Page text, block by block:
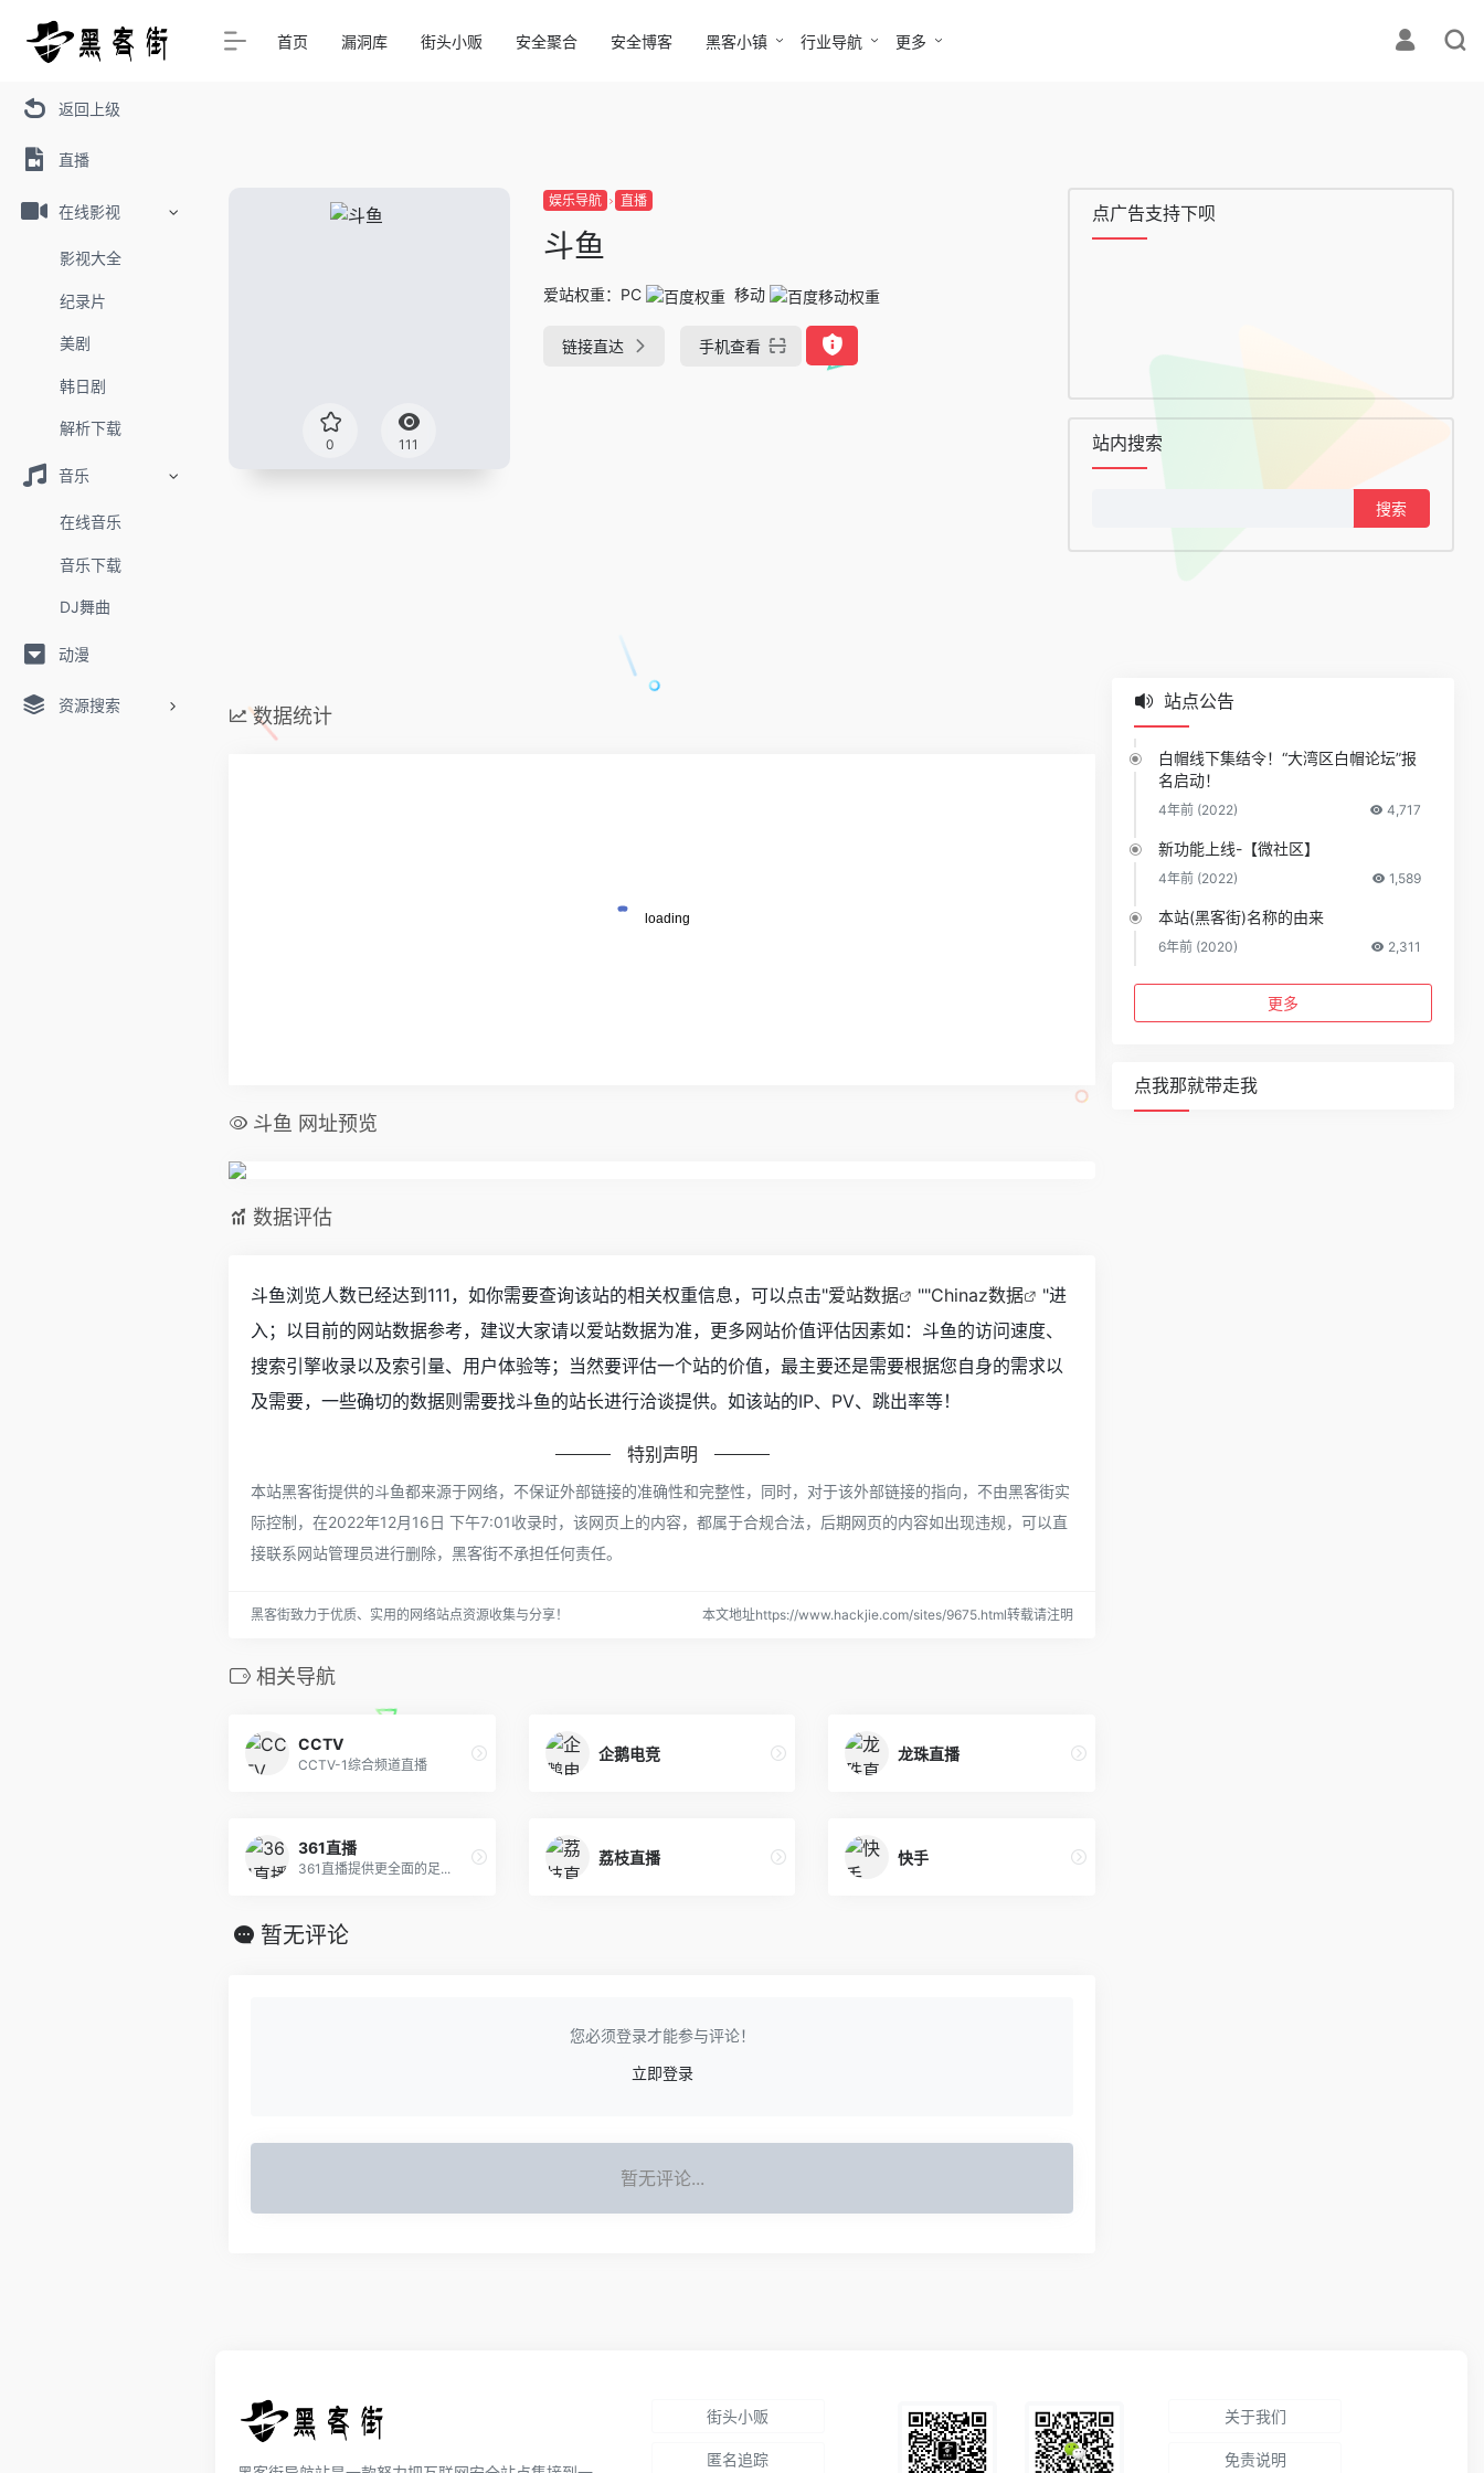
返回上级
直播
在线影视
影视大全
纪录片
美剧
韩日剧
解析下载
音乐
在线音乐
音乐下载
DJ舞曲
动漫
资源搜索
首页 漏洞库 街头小贩 安全聚合 安全博客 黑客小镇 行业导航 更多
0 111
娱乐导航 直播
斗鱼
爱站权重： PC 移动
链接直达 手机查看
点广告支持下呗
站内搜索
数据统计
斗鱼 网址预览
数据评估
斗鱼浏览人数已经达到111，如你需要查询该站的相关权重信息，可以点击"爱站数据 ""Chinaz数据
"进
入；以目前的网站数据参考，建议大家请以爱站数据为准，更多网站价值评估因素如：斗鱼的访问速度、
搜索引擎收录以及索引量、用户体验等；当然要评估一个站的价值，最主要还是需要根据您自身的需求以
及需要，一些确切的数据则需要找斗鱼的站长进行洽谈提供。如该站的IP、PV、跳出率等！
特别声明
本站黑客街提供的斗鱼都来源于网络，不保证外部链接的准确性和完整性，同时，对于该外部链接的指向，不由黑客街实
际控制，在2022年12月16日 下午7:01收录时，该网页上的内容，都属于合规合法，后期网页的内容如出现违规，可以直
接联系网站管理员进行删除，黑客街不承担任何责任。
黑客街致力于优质、实用的网络站点资源收集与分享！ 本文地址https://www.hackjie.com/sites/9675.html转载请注明
相关导航
CCTV
CCTV-1综合频道直播
企鹅电竞 龙珠直播
361直播
361直播提供更全面的足...
荔枝直播 快手
暂无评论
您必须登录才能参与评论！
立即登录
暂无评论...
站点公告
白帽线下集结令！“大湾区白帽论坛”报
名启动！
4年前 (2022) 4,717
新功能上线-【微社区】
4年前 (2022) 1,589
本站(黑客街)名称的由来
6年前 (2020) 2,311
更多
点我那就带走我
街头小贩
匿名追踪
关于我们
免责说明